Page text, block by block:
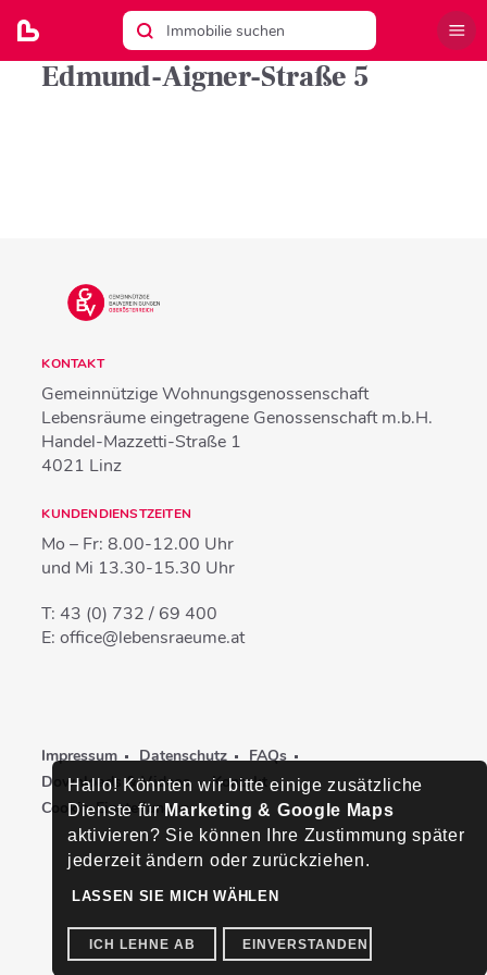
Edmund-Aigner-Straße 5
KONTAKT
Gemeinnützige Wohnungsgenossenschaft
Lebensräume eingetragene Genossenschaft m.b.H.
Handel-Mazzetti-Straße 1
4021 Linz
KUNDENDIENSTZEITEN
Mo – Fr: 8.00-12.00 Uhr
und Mi 13.30-15.30 Uhr
T:43 (0) 732 / 69 400
E:office@lebensraeume.at
Impressum Datenschutz
FAQs
Downloads & Videos
Kontakt
Cookie-Einstellungen
Hallo! Könnten wir bitte einige zusätzliche
Dienste für Marketing & Google Maps
aktivieren? Sie können Ihre Zustimmung später
jederzeit ändern oder zurückziehen.
LASSEN SIE MICH WÄHLEN
ICH LEHNE AB EINVERSTANDEN